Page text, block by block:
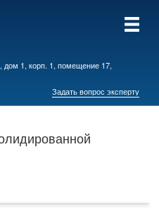
дом 1, корп. 1, помещение 17,
Задать вопрос эксперту